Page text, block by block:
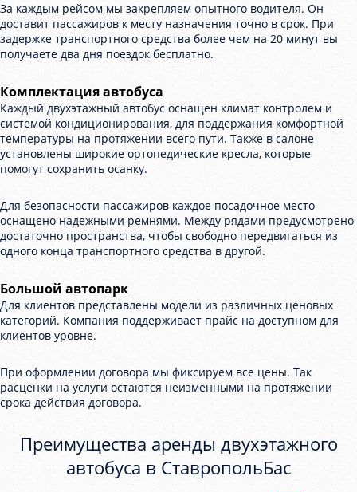
За каждым рейсом мы закрепляем опытного водителя. Он
доставит пассажиров к месту назначения точно в срок. При
задержке транспортного средства более чем на 20 минут вы
получаете два дня поездок бесплатно.
Комплектация автобуса
Каждый двухэтажный автобус оснащен климат контролем и
системой кондиционирования, для поддержания комфортной
температуры на протяжении всего пути. Также в салоне
установлены широкие ортопедические кресла, которые
помогут сохранить осанку.
Для безопасности пассажиров каждое посадочное место
оснащено надежными ремнями. Между рядами предусмотрено
достаточно пространства, чтобы свободно передвигаться из
одного конца транспортного средства в другой.
Большой автопарк
Для клиентов представлены модели из различных ценовых
категорий. Компания поддерживает прайс на доступном для
клиентов уровне.
При оформлении договора мы фиксируем все цены. Так
расценки на услуги остаются неизменными на протяжении
срока действия договора.
Преимущества аренды двухэтажного
автобуса в СтавропольБас